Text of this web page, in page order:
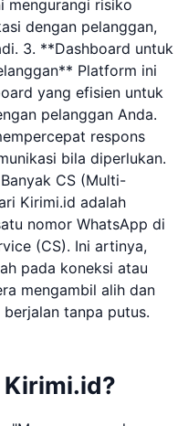
mengurangi risiko
dengan pelanggan,
3. **Dashboard untuk
Platform ini
yang efisien untuk
pelanggan Anda.
respons
bila diperlukan.
CS (Multi-
Kirimi.id adalah
nomor WhatsApp di
(CS). Ini artinya,
pada koneksi atau
mengambil alih dan
tanpa putus.
Kirimi.id?